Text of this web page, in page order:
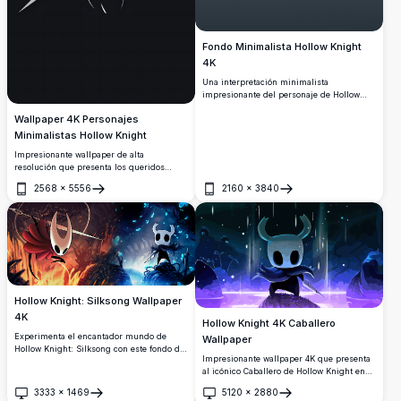
Wallpaper 4K Personajes
Minimalistas Hollow Knight
Impresionante wallpaper de alta
resolución que presenta los queridos
elegante estilo artístico minimalista. El
fondo oscuro resalta los icónicos seres
enmascarados blancos con sutiles acentos
púrpura y azul, creando una estética
gaming elegante perfecta para cualquier
pantalla.
2568 × 5556
Abrir
Fondo Minimalista Hollow Knight
4K
Una interpretación minimalista
impresionante del personaje de Hollow
limpios y simples.
2160 × 3840
Abrir
Hollow Knight: Silksong Wallpaper
4K
Experimenta el encantador mundo de
Hollow Knight: Silksong con este fondo de
azules, esta obra de arte captura la
esencia de la atmósfera del juego,
3333 × 1469
Abrir
Hollow Knight 4K Caballero
Wallpaper
Impresionante wallpaper 4K que presenta
al icónico Caballero de Hollow Knight en
iluminación etérea azul y púrpura.
5120 × 2880
Abrir